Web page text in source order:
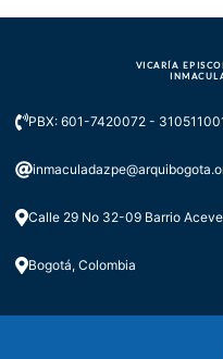
VICARÍA
PBX: 601-7420072 -
Calle 29 No 32-09 Barrio
Bogotá, Colombia